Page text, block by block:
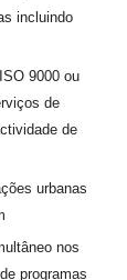
incluindo
9000 ou
de
de
urbanas
nos
programas